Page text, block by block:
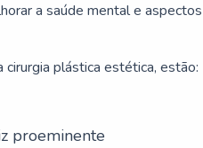
a saúde mental e
plástica estética, estão:
proeminente